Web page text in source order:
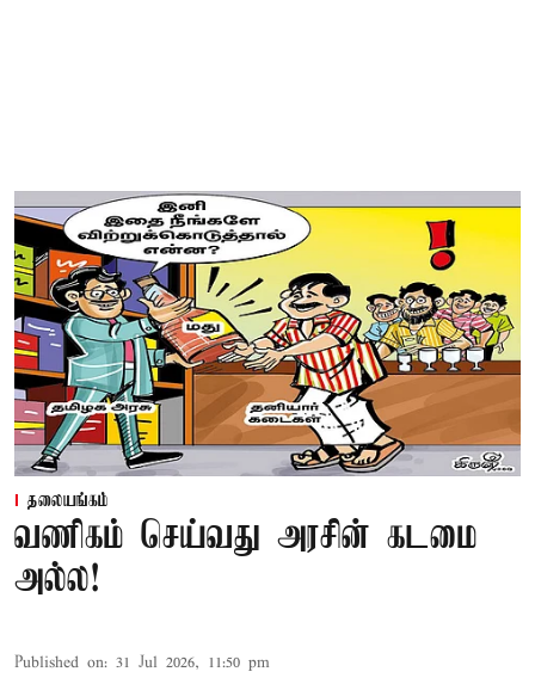
தலையங்கம்
வணிகம் செய்வது அரசின் கடமை
அல்ல!
Published on: 31 Jul 2026, 11:50 pm